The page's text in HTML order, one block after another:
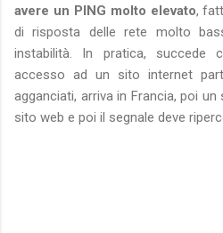
avere un PING molto elevato,
di risposta delle rete molto
instabilità. In pratica, succede
accesso ad un sito internet
agganciati, arriva in Francia, poi
sito web e poi il segnale deve